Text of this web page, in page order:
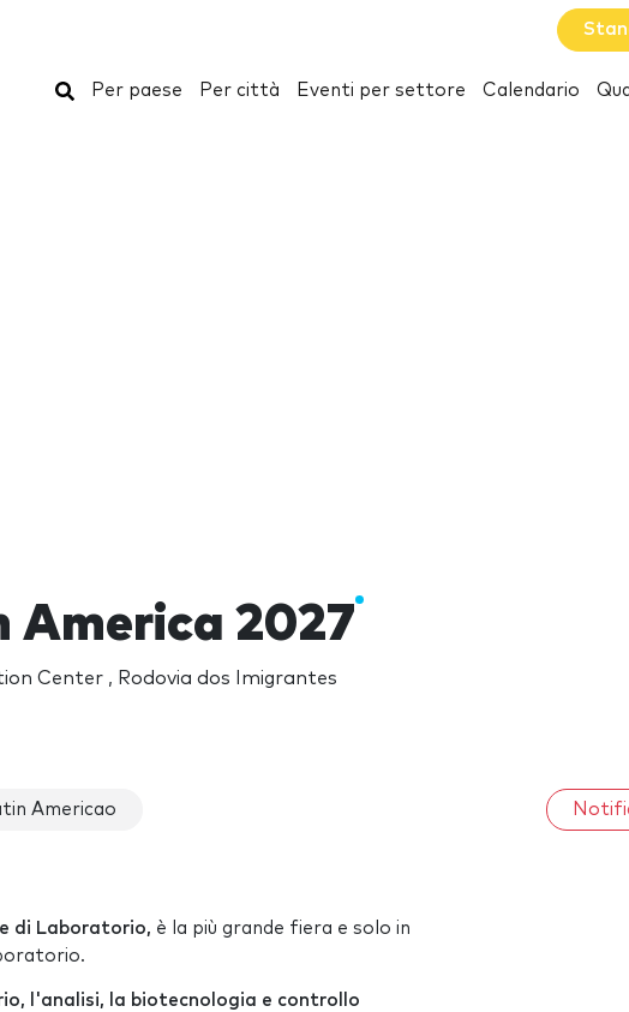
Cerca
Per paese Per città Eventi per settore Calendario
2027
Center , Rodovia dos Imigrantes
Americao
di Laboratorio, è la più grande fiera e solo in
l'analisi, la biotecnologia e controllo